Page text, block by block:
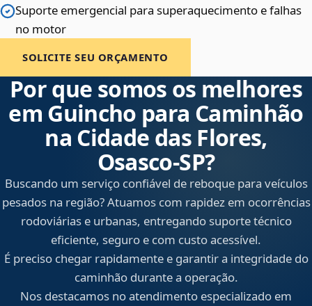
Suporte emergencial para superaquecimento e falhas
no motor
SOLICITE SEU ORÇAMENTO
Por que somos os melhores
em Guincho para Caminhão
na Cidade das Flores,
Osasco‑SP?
Buscando um serviço confiável de reboque para veículos
pesados na região? Atuamos com rapidez em ocorrências
rodoviárias e urbanas, entregando suporte técnico
eficiente, seguro e com custo acessível.
É preciso chegar rapidamente e garantir a integridade do
caminhão durante a operação.
Nos destacamos no atendimento especializado em